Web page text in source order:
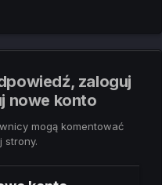
zaloguj
nowe konto
mogą komentować
strony.